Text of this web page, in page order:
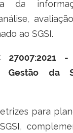
da
ao SGSI.
27007:2021
Gestão da
para